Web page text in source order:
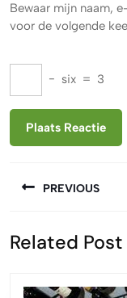
Bewaar mijn naam,
voor de volgende
− six = 3
PREVIOUS
bericht:
Related Post